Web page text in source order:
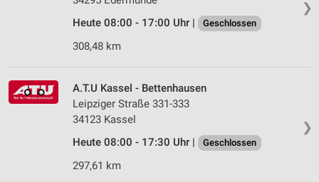
❯
Heute 08:00 - 17:00 Uhr |
Geschlossen
308,48 km
❯
A.T.U Kassel - Bettenhausen
Leipziger Straße 331-333
34123 Kassel
Heute 08:00 - 17:30 Uhr |
Geschlossen
297,61 km